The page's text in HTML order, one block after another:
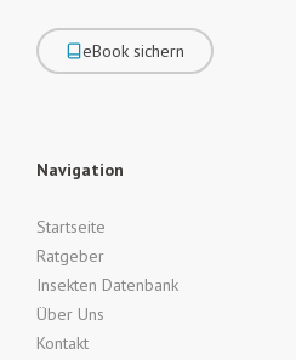
eBook sichern
Navigation
Startseite
Ratgeber
Insekten Datenbank
Über Uns
Kontakt